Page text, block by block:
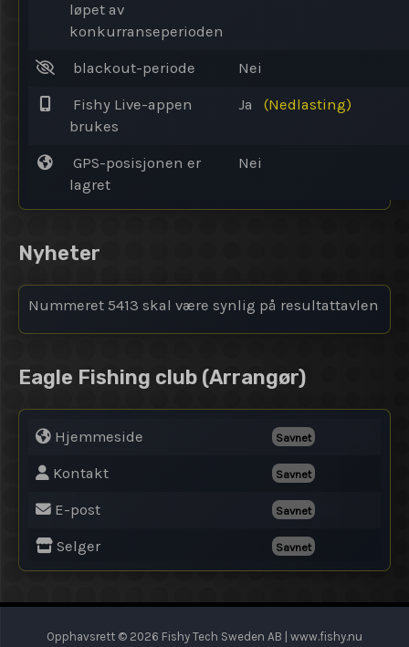
løpet av
konkurranseperioden
blackout-periode Nei
Fishy Live-appen
brukes
Ja (Nedlasting)
GPS-posisjonen er
lagret
Nei
Nyheter
Nummeret 5413 skal være synlig på resultattavlen
Eagle Fishing club (Arrangør)
Hjemmeside Savnet
Kontakt Savnet
E-post Savnet
Selger Savnet
Opphavsrett © 2026 Fishy Tech Sweden AB | www.fishy.nu